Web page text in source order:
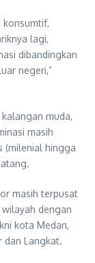
konsumtif,
lagi,
dibandingkan
negeri,”
muda,
masih
(milenial hingga
masih terpusat
dengan
kota Medan,
dan Langkat.